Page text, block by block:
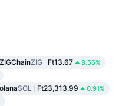
ZIGChainZIG Ft13.67 8.56%
SOL Ft23,313.99 0.91%